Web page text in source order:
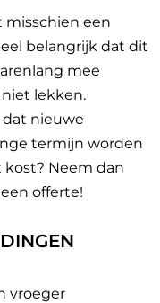
misschien een
belangrijk dat dit
mee
lekken.
nieuwe
termijn worden
Neem dan
offerte!
vroeger